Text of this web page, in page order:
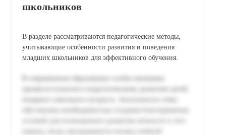
школьников
В разделе рассматриваются педагогические методы,
учитывающие особенности развития и поведения
младших школьников для эффективного обучения.